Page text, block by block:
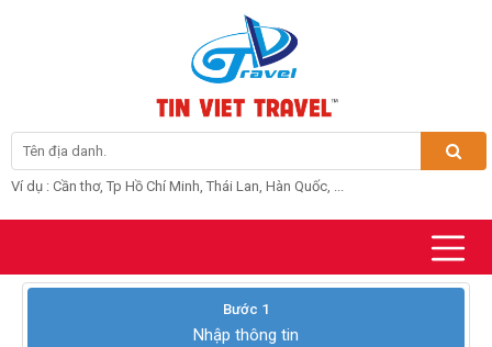
Ví dụ : Cần thơ, Tp Hồ Chí Minh, Thái Lan, Hàn Quốc, ...
Bước 1
Nhập thông tin